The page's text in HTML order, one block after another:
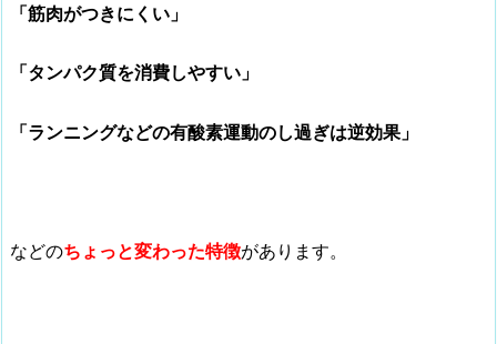
「筋肉がつきにくい」
「タンパク質を消費しやすい」
「ランニングなどの有酸素運動のし過ぎは逆効果」
などのちょっと変わった特徴があります。